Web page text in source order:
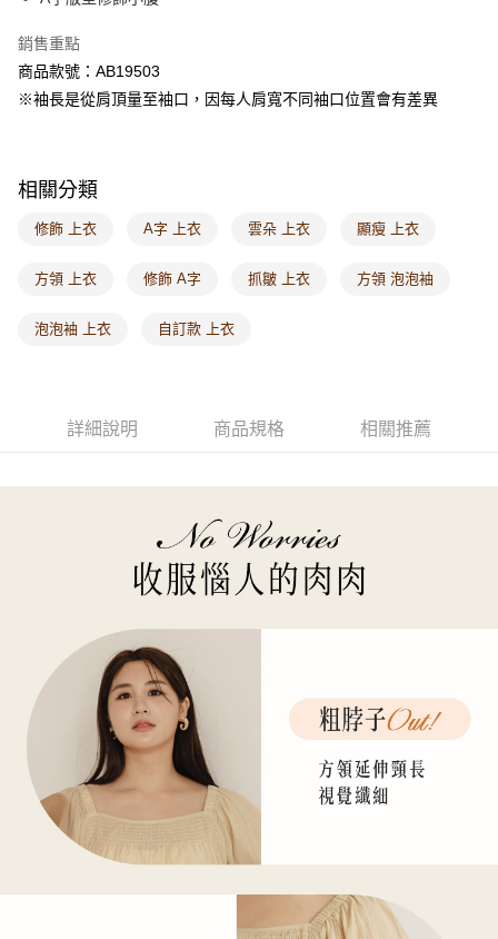
7-11取貨付款
每筆NT$60，滿NT$1,000(含以上)免運費
付款後7-11取貨
每筆NT$60，滿NT$1,000(含以上)免運費
每筆NT$120，滿NT$1,000(含以上)免運費
付款後門市自取
海外配送-港/澳/新/馬/泰國專屬 查看運費
海外配送-其他亞洲地區
銷售重點
商品款號：AB19503
※袖長是從肩頂量至袖口，因每人肩寬不同袖口位置會有差異
相關分類
修飾 上衣 A字 上衣 雲朵 上衣 顯瘦 上衣
方領 上衣 修飾 A字 抓皺 上衣 方領 泡泡袖
泡泡袖 上衣 自訂款 上衣
詳細說明 商品規格 相關推薦